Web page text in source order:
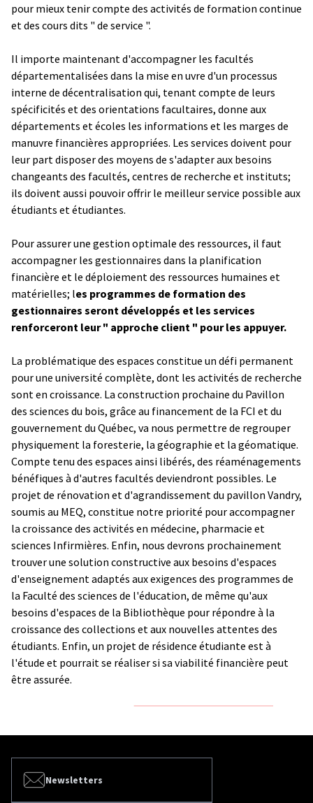
pour mieux tenir compte des activités de formation continue
et des cours dits " de service ".
Il importe maintenant d'accompagner les facultés
départementalisées dans la mise en uvre d'un processus
interne de décentralisation qui, tenant compte de leurs
spécificités et des orientations facultaires, donne aux
départements et écoles les informations et les marges de
manuvre financières appropriées. Les services doivent pour
leur part disposer des moyens de s'adapter aux besoins
changeants des facultés, centres de recherche et instituts;
ils doivent aussi pouvoir offrir le meilleur service possible aux
étudiants et étudiantes.
Pour assurer une gestion optimale des ressources, il faut
accompagner les gestionnaires dans la planification
financière et le déploiement des ressources humaines et
matérielles; les programmes de formation des
gestionnaires seront développés et les services
renforceront leur " approche client " pour les appuyer.
La problématique des espaces constitue un défi permanent
pour une université complète, dont les activités de recherche
sont en croissance. La construction prochaine du Pavillon
des sciences du bois, grâce au financement de la FCI et du
gouvernement du Québec, va nous permettre de regrouper
physiquement la foresterie, la géographie et la géomatique.
Compte tenu des espaces ainsi libérés, des réaménagements
bénéfiques à d'autres facultés deviendront possibles. Le
projet de rénovation et d'agrandissement du pavillon Vandry,
soumis au MEQ, constitue notre priorité pour accompagner
la croissance des activités en médecine, pharmacie et
sciences Infirmières. Enfin, nous devrons prochainement
trouver une solution constructive aux besoins d'espaces
d'enseignement adaptés aux exigences des programmes de
la Faculté des sciences de l'éducation, de même qu'aux
besoins d'espaces de la Bibliothèque pour répondre à la
croissance des collections et aux nouvelles attentes des
étudiants. Enfin, un projet de résidence étudiante est à
l'étude et pourrait se réaliser si sa viabilité financière peut
être assurée.
Newsletters